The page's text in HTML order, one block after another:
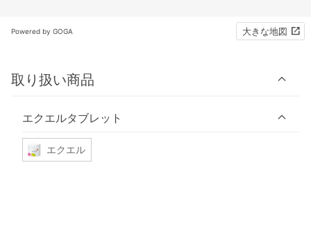
Powered by GOGA 大きな地図
取り扱い商品
エクエルタブレット
エクエル